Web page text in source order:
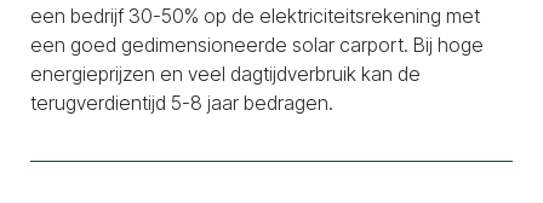
een bedrijf 30-50% op de elektriciteitsrekening met
een goed gedimensioneerde solar carport. Bij hoge
energieprijzen en veel dagtijdverbruik kan de
terugverdientijd 5-8 jaar bedragen.